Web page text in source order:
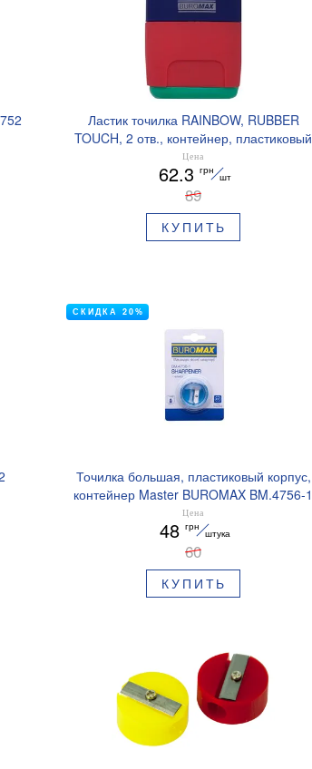
Ластик точилка RAINBOW, RUBBER
TOUCH, 2 отв., контейнер, пластиковый
корпус, 1 шт. в блистере BUROMAX
BM.4771-1
Цена
62.3 грн
шт
89
КУПИТЬ
Точилка большая, пластиковый корпус,
контейнер Master BUROMAX BM.4756-1
Цена
48 грн
штука
60
КУПИТЬ
СКИДКА 20%